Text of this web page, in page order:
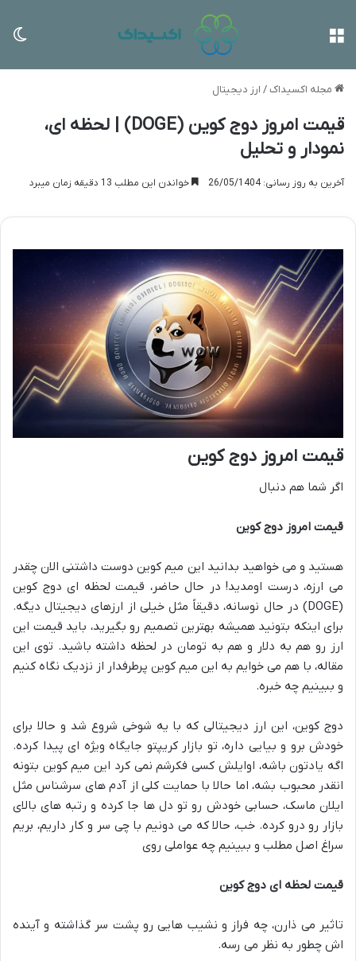
مجله اکسیداک/ ارز دیجیتال
قیمت امروز دوج کوین (DOGE) | لحظه ای،
نمودار و تحلیل
آخرین به روز رسانی: 26/05/1404 خواندن این مطلب 13 دقیقه زمان میبرد
قیمت امروز دوج کوین
اگر شما هم دنبال
قیمت امروز دوج کوین
هستید و می خواهید بدانید این میم کوین دوست داشتنی الان چقدر
می ارزه، درست اومدید! در حال حاضر، قیمت لحظه ای دوج کوین
(DOGE) در حال نوسانه، دقیقاً مثل خیلی از ارزهای دیجیتال دیگه.
برای اینکه بتونید همیشه بهترین تصمیم رو بگیرید، باید قیمت این
ارز رو هم به دلار و هم به تومان در لحظه داشته باشید. توی این
مقاله، با هم می خوایم به این میم کوین پرطرفدار از نزدیک نگاه کنیم
و ببینیم چه خبره.
دوج کوین، این ارز دیجیتالی که با یه شوخی شروع شد و حالا برای
خودش برو و بیایی داره، تو بازار کریپتو جایگاه ویژه ای پیدا کرده.
اگه یادتون باشه، اوایلش کسی فکرشم نمی کرد این میم کوین بتونه
انقدر محبوب بشه، اما حالا با حمایت کلی از آدم های سرشناس مثل
ایلان ماسک، حسابی خودش رو تو دل ها جا کرده و رتبه های بالای
بازار رو درو کرده. خب، حالا که می دونیم با چی سر و کار داریم، بریم
سراغ اصل مطلب و ببینیم چه عواملی روی
قیمت لحظه ای دوج کوین
تاثیر می ذارن، چه فراز و نشیب هایی رو پشت سر گذاشته و آینده
اش چطور به نظر می رسه.